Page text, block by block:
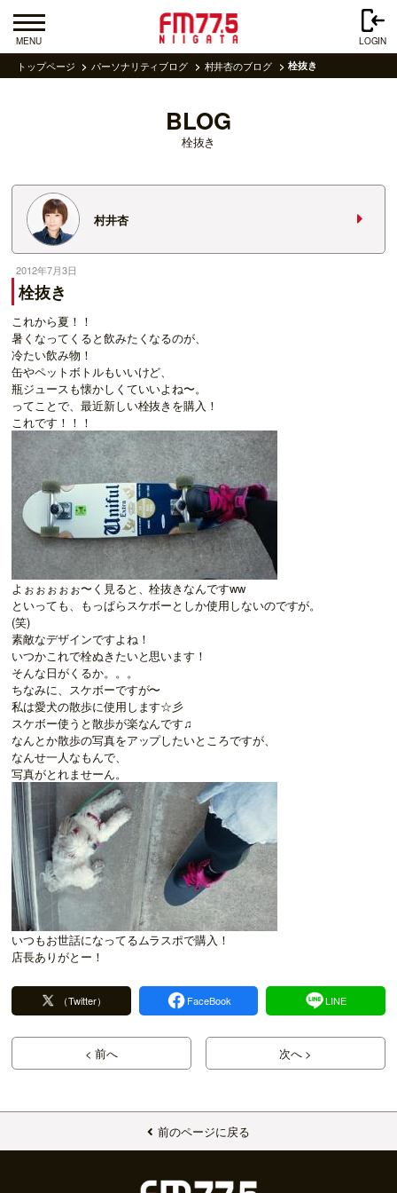
MENU LOGIN
トップページ パーソナリティブログ 村井杏のブログ 栓抜き
BLOG
栓抜き
村井杏
2012年7月3日
栓抜き
これから夏！！
暑くなってくると飲みたくなるのが、
冷たい飲み物！
缶やペットボトルもいいけど、
瓶ジュースも懐かしくていいよね〜。
ってことで、最近新しい栓抜きを購入！
これです！！！
よぉぉぉぉぉ〜く見ると、栓抜きなんですww
といっても、もっぱらスケボーとしか使用しないのですが。
(笑)
素敵なデザインですよね！
いつかこれで栓ぬきたいと思います！
そんな日がくるか。。。
ちなみに、スケボーですが〜
私は愛犬の散歩に使用します☆彡
スケボー使うと散歩が楽なんです♫
なんとか散歩の写真をアップしたいところですが、
なんせ一人なもんで、
写真がとれませーん。
いつもお世話になってるムラスポで購入！
店長ありがとー！
（Twitter） FaceBook LINE
< 前へ 次へ >
前のページに戻る